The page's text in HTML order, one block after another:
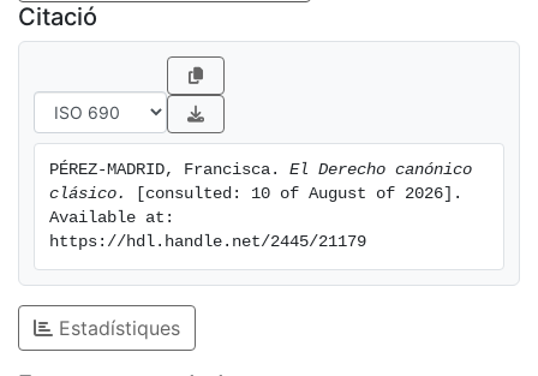
Citació
PÉREZ-MADRID, Francisca. El Derecho canónico
clásico.
[consulted: 10 of August of 2026].
Available at:
https://hdl.handle.net/2445/21179
Estadístiques